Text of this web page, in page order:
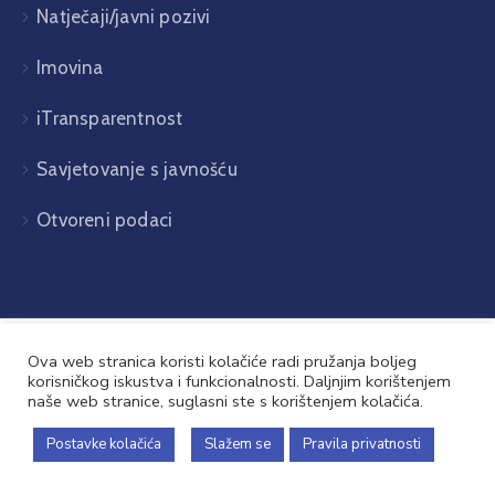
Natječaji/javni pozivi
Imovina
iTransparentnost
Savjetovanje s javnošću
Otvoreni podaci
Općina Babina Greda © 2026. Sva prava pridržana
Ova web stranica koristi kolačiće radi pružanja boljeg
korisničkog iskustva i funkcionalnosti. Daljnjim korištenjem
naše web stranice, suglasni ste s korištenjem kolačića.
Postavke kolačića Slažem se Pravila privatnosti